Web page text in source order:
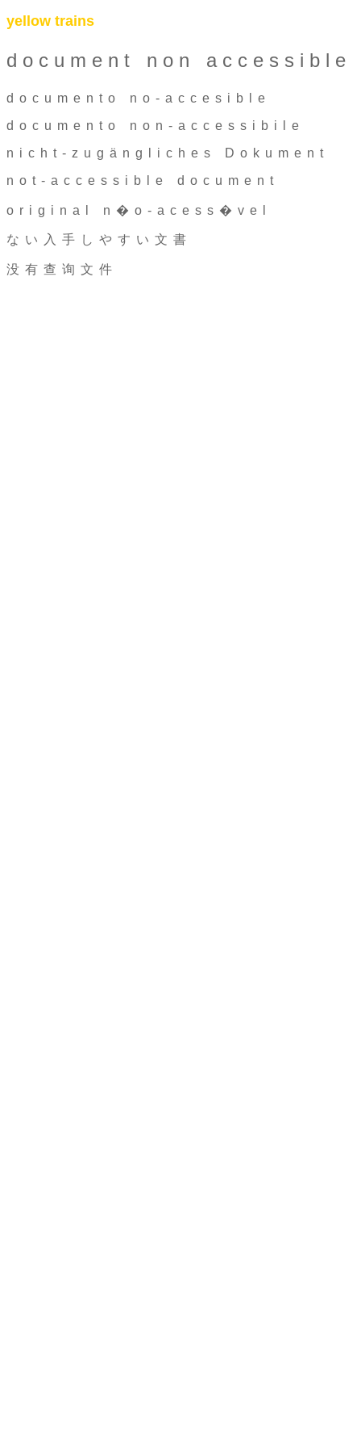
yellow trains
document non accessible
documento no-accesible
documento non-accessibile
nicht-zugängliches Dokument
not-accessible document
original n�o-acess�vel
ない入手しやすい文書
没有查询文件